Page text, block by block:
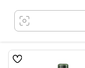
قائمة